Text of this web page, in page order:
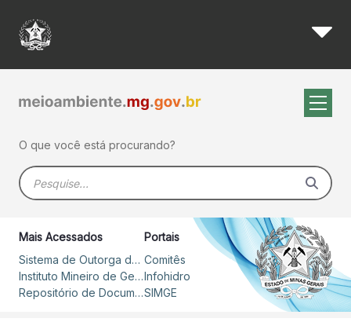
Pular para o Conteúdo principal
Aécio Neves libera R$ 259
O que você está procurando?
Barra de busca
Mais Acessados
Sistema de Outorga de Direito de Uso de Recursos Hídricos – SOUT
Instituto Mineiro de Gestão das Águas
Repositório de Documentos
Portais
Comitês
Infohidro
SIMGE